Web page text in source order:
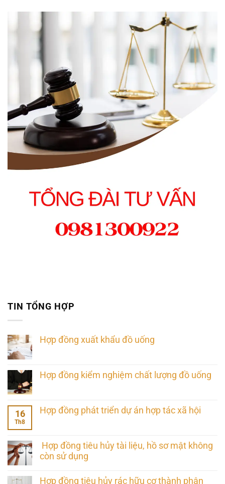
TIN TỔNG HỢP
Hợp đồng xuất khẩu đồ uống
Hợp đồng kiểm nghiệm chất lượng đồ uống
16
Th8
Hợp đồng phát triển dự án hợp tác xã hội
Hợp đồng tiêu hủy tài liệu, hồ sơ mật không
còn sử dụng
Hợp đồng tiêu hủy rác hữu cơ thành phân